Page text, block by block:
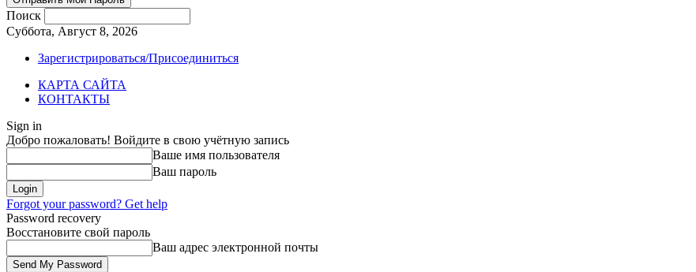
Поиск
Суббота, Август 8, 2026
Зарегистрироваться/Присоединиться
КАРТА САЙТА
КОНТАКТЫ
Sign in
Добро пожаловать! Войдите в свою учётную запись
Ваше имя пользователя
Ваш пароль
Forgot your password? Get help
Password recovery
Восстановите свой пароль
Ваш адрес электронной почты